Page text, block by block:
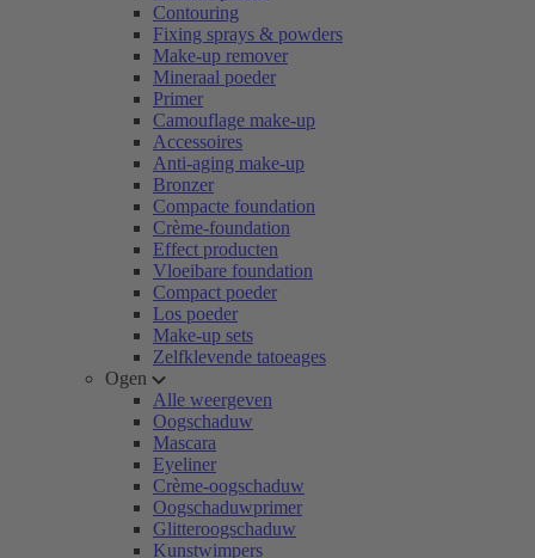
Contouring
Fixing sprays & powders
Make-up remover
Mineraal poeder
Primer
Camouflage make-up
Accessoires
Anti-aging make-up
Bronzer
Compacte foundation
Crème-foundation
Effect producten
Vloeibare foundation
Compact poeder
Los poeder
Make-up sets
Zelfklevende tatoeages
Ogen
Alle weergeven
Oogschaduw
Mascara
Eyeliner
Crème-oogschaduw
Oogschaduwprimer
Glitteroogschaduw
Kunstwimpers